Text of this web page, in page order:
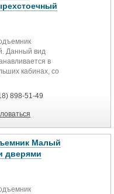
Данный вид
в
кабинах, со
898-51-49
Малый
дверями